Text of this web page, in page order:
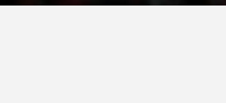
ПРИРАЧНИЦИ